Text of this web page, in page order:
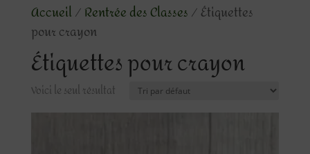
Accueil/Rentrée des Classes/ Étiquettes
pour crayon
Étiquettes pour crayon
Voici le seul résultat